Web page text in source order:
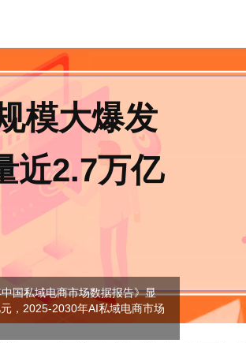
模大爆发
近2.7万亿
国私域电商市场数据报告》显
，2025-2030年AI私域电商市场